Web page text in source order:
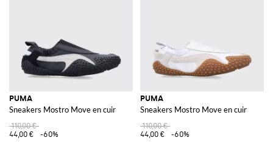
PUMA
Sneakers Mostro Move en cuir
110,00 €
44,00 €
-60%
PUMA
Sneakers Mostro Move en cuir
110,00 €
44,00 €
-60%